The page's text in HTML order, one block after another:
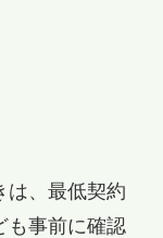
は、最低契約
も事前に確認